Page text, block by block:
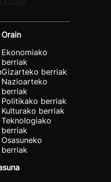
Orain
Ekonomiako
berriak
Gizarteko berriak
Nazioarteko
berriak
Politikako berriak
Kulturako berriak
Teknologiako
berriak
Osasuneko
berriak